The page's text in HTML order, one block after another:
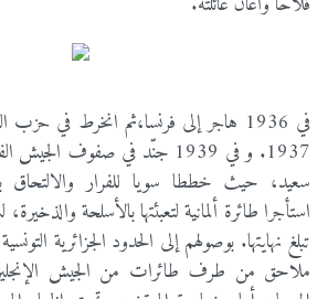
في 1936 هاجر إلى فرنسا،ثم انخرط في
1937. و في 1939 جنّد في صفوف
سعيد، حيث خططا سويا للفرار والالتحاق
استأجرا طائرة ألمانية لتعبئتها بالأسلحة
تبلغ نهايتها. بوصولهم إلى الحدود الجزائرية
ملاحق من طرف طائرات من الجيش